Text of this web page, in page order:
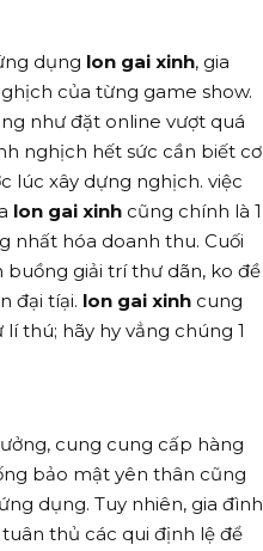
dụng lon gai xinh, gia
của từng game show.
như đặt online vượt quá
nghịch hết sức cần biết cơ
lúc xây dựng nghịch. việc
lon gai xinh cũng chính là 1
nhất hóa doanh thu. Cuối
buồng giải trí thư dãn, ko đề
đại tíại. lon gai xinh cung
thú; hãy hy vẳng chúng 1
cung cung cấp hàng
bảo mật yên thân cũng
dụng. Tuy nhiên, gia đình
thủ các qui định lệ để